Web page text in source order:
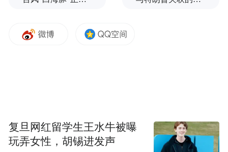
黄金计算，当年价值约45万元，如今市值已
未因房价下跌而亏钱，反而因黄金的暴涨，
实现了约25万元的资产增值。
复旦网红留学生王水牛被曝
玩弄女性，胡锡进发声